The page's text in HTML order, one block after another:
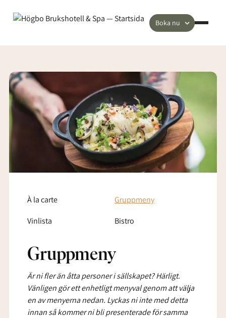
Boka nu
À la carte
Gruppmeny
Vinlista
Bistro
Gruppmeny
Är ni fler än åtta personer i sällskapet? Härligt.
Vänligen gör ett enhetligt menyval genom att välja
en av menyerna nedan. Lyckas ni inte med detta
innan så kommer ni bli presenterade för samma